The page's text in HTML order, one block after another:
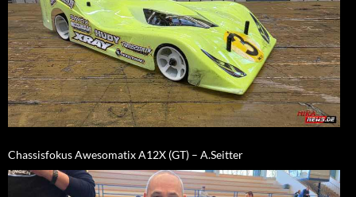
Chassisfokus Awesomatix A12X (GT) – A.Seitter